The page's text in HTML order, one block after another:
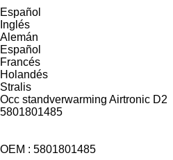
Español
Inglés
Alemán
Español
Francés
Holandés
Stralis
Occ standverwarming Airtronic D2
5801801485
OEM : 5801801485